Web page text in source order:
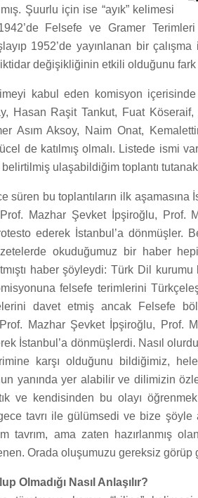
Şuurlu için ise “ayık” kelimesi
Felsefe ve Gramer
1952’de yayınlanan bir
değişikliğinin etkili olduğunu fark
kabul eden komisyon
Hasan Raşit Tankut, Fuat
Asım Aksoy, Naim Onat,
de katılmış olmalı. Listede ismi
belirtilmiş ulaşabildiğim toplantı
süren bu toplantıların ilk
Prof. Mazhar Şevket İpşiroğlu, Prof.
ederek İstanbul’a dönmüşler.
okuduğumuz bir haber
haber şöyleydi: Türk Dil
felsefe terimlerini
davet etmiş ancak Felsefe
Prof. Mazhar Şevket İpşiroğlu, Prof.
İstanbul’a dönmüşlerdi. Nasıl
karşı olduğunu bildiğimiz,
yanında yer alabilir ve dilimizin
ve kendisinden bu olayı
tavrı ile gülümsedi ve bize şöyle
tavrım, ama zaten hazırlanmış
Orada oluşumuzu gereksiz görüp
Olmadığı Nasıl Anlaşılır?